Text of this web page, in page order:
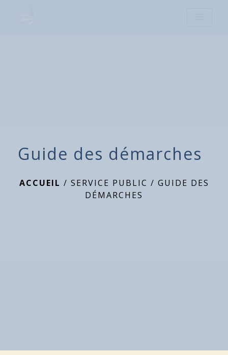
Guide des démarches
ACCUEIL / SERVICE PUBLIC / GUIDE DES
DÉMARCHES